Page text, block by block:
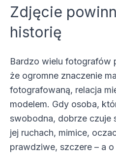
Zdjęcie
historię
Bardzo wielu fotografów
że ogromne znaczenie
fotografowaną, relacja
modelem. Gdy osoba,
swobodna, dobrze czuje
jej ruchach, mimice,
prawdziwe, szczere – a